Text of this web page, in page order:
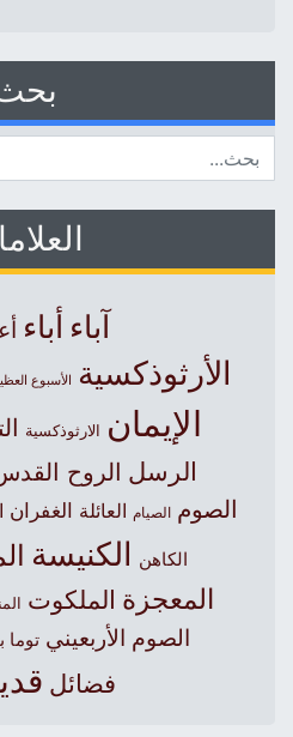
بحث
آباءأباء
الأرثوذكسية الأسبوع العظيم
الإيمان الارثوذكسية
الرسل الروح القدس
الصوم الصيام العائلة الغفران
الكاهن الكنيسة
المعجزة الملكوت
الصوم الأربعيني توما
فضائل